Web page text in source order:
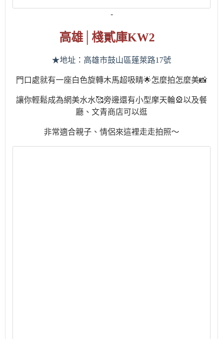
-
高雄 棧貳庫KW2
★地址： 高雄市鼓山區蓬萊路17號
門口處就有一座白色旋轉木馬超吸睛🌟怎麼拍怎麼美📸
讓你輕鬆成為網美水水🥰旁邊還有小型摩天輪🎡以及餐
廳、文青商店可以逛
非常適合親子、情侶來這裡走走拍照～